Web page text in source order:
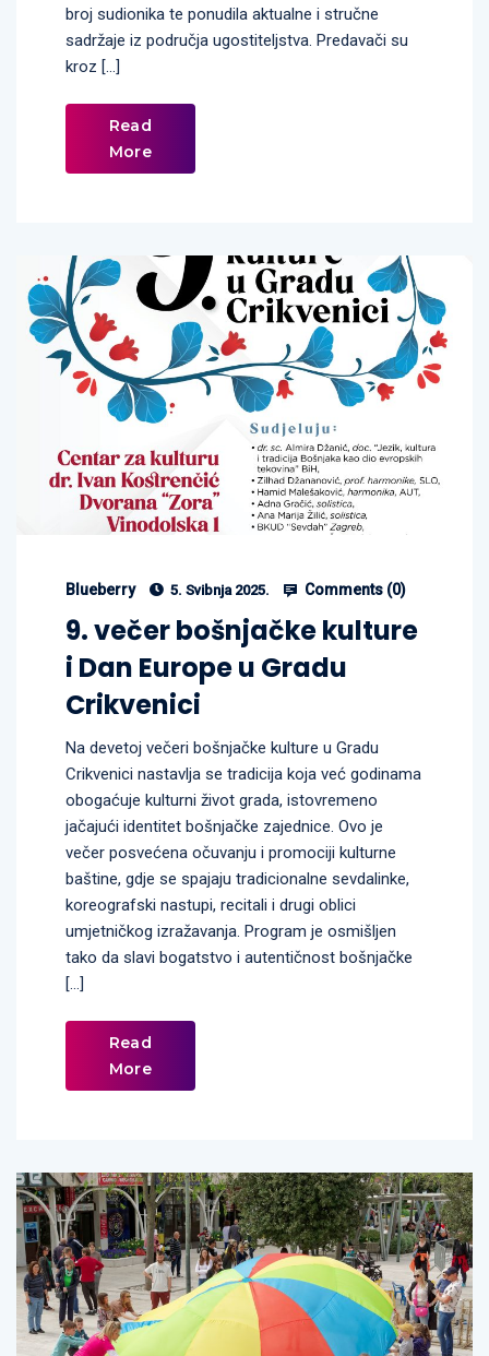
broj sudionika te ponudila aktualne i stručne
sadržaje iz područja ugostiteljstva. Predavači su
kroz […]
Read
More
Blueberry 5. Svibnja 2025. Comments (0)
9. večer bošnjačke kulture
i Dan Europe u Gradu
Crikvenici
Na devetoj večeri bošnjačke kulture u Gradu
Crikvenici nastavlja se tradicija koja već godinama
obogaćuje kulturni život grada, istovremeno
jačajući identitet bošnjačke zajednice. Ovo je
večer posvećena očuvanju i promociji kulturne
baštine, gdje se spajaju tradicionalne sevdalinke,
koreografski nastupi, recitali i drugi oblici
umjetničkog izražavanja. Program je osmišljen
tako da slavi bogatstvo i autentičnost bošnjačke
[…]
Read
More